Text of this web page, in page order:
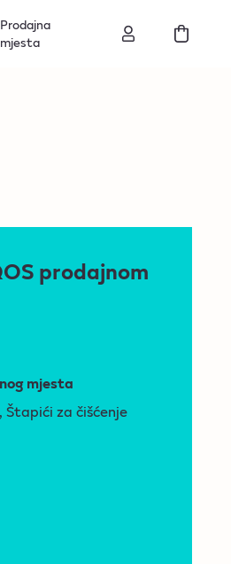
Prodajna
mjesta
prodajnom
mjesta
za čišćenje